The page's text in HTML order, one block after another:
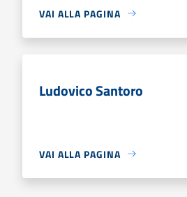
VAI ALLA PAGINA
Ludovico Santoro
VAI ALLA PAGINA